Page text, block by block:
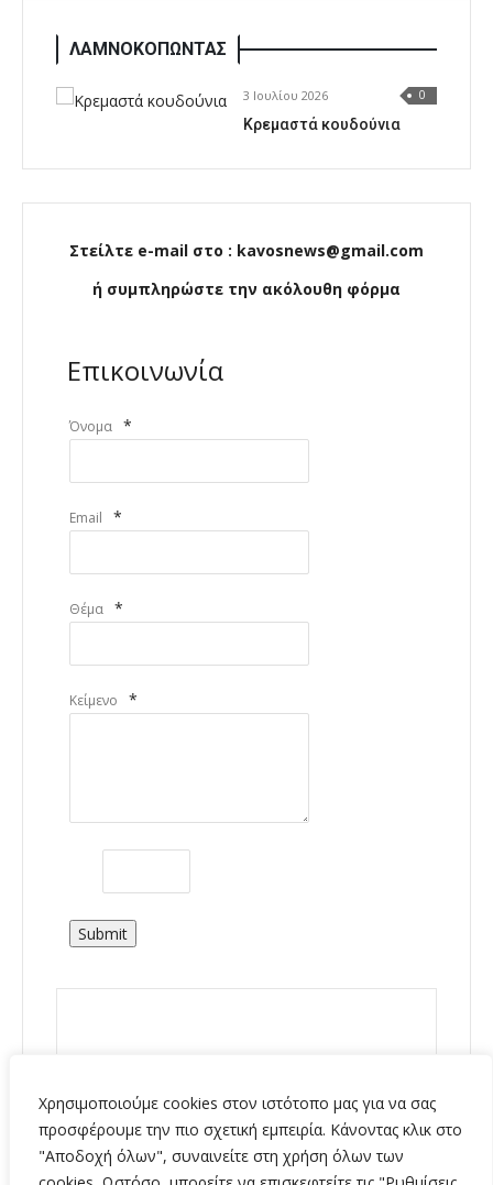
Χρησιμοποιούμε cookies στον ιστότοπο μας για να σας
προσφέρουμε την πιο σχετική εμπειρία. Κάνοντας κλικ στο
"Αποδοχή όλων", συναινείτε στη χρήση όλων των
ΛΑΜΝΟΚΟΠΩΝΤΑΣ
3 Ιουλίου 2026 0
Κρεμαστά κουδούνια
Στείλτε e-mail στο : kavosnews@gmail.com
ή συμπληρώστε την ακόλουθη φόρμα
Επικοινωνία
Όνομα *
Email *
Θέμα *
Κείμενο *
Submit